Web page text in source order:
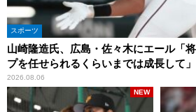
スポーツ
山崎隆造氏、広島・佐々木にエール「
プを任せられるくらいまでは成長して」
2026.08.06
NEW